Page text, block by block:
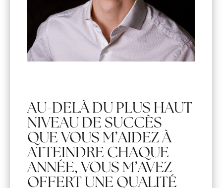
AU-DELÀ DU PLUS HAUT
NIVEAU DE SUCCÈS
QUE VOUS M’AIDEZ À
ATTEINDRE CHAQUE
ANNÉE, VOUS M’AVEZ
OFFERT UNE QUALITÉ